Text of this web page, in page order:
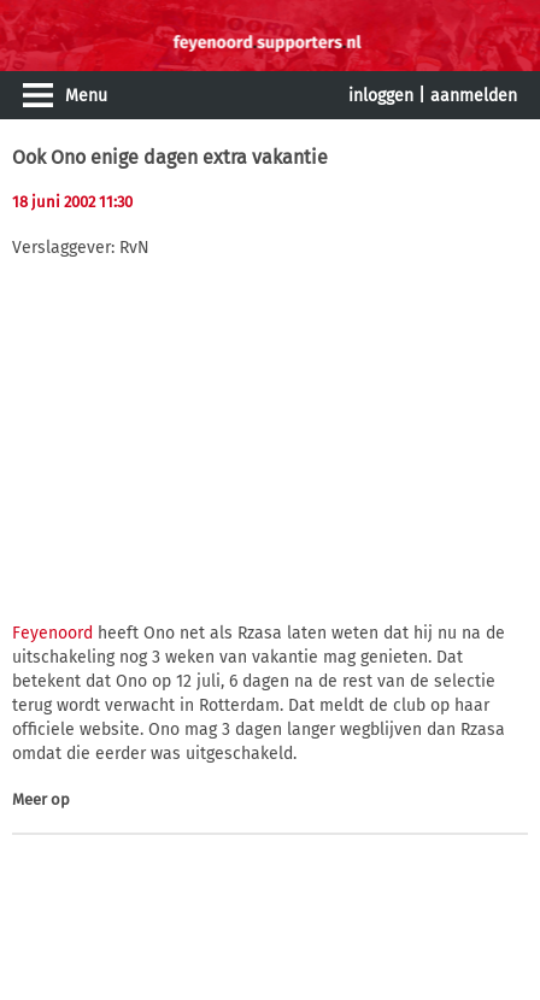
Menu inloggen aanmelden
Ook Ono enige dagen extra vakantie
18 juni 2002 11:30
Verslaggever: RvN
Feyenoord heeft Ono net als Rzasa laten weten dat hij nu na de
uitschakeling nog 3 weken van vakantie mag genieten. Dat
betekent dat Ono op 12 juli, 6 dagen na de rest van de selectie
terug wordt verwacht in Rotterdam. Dat meldt de club op haar
officiele website. Ono mag 3 dagen langer wegblijven dan Rzasa
omdat die eerder was uitgeschakeld.
Meer op